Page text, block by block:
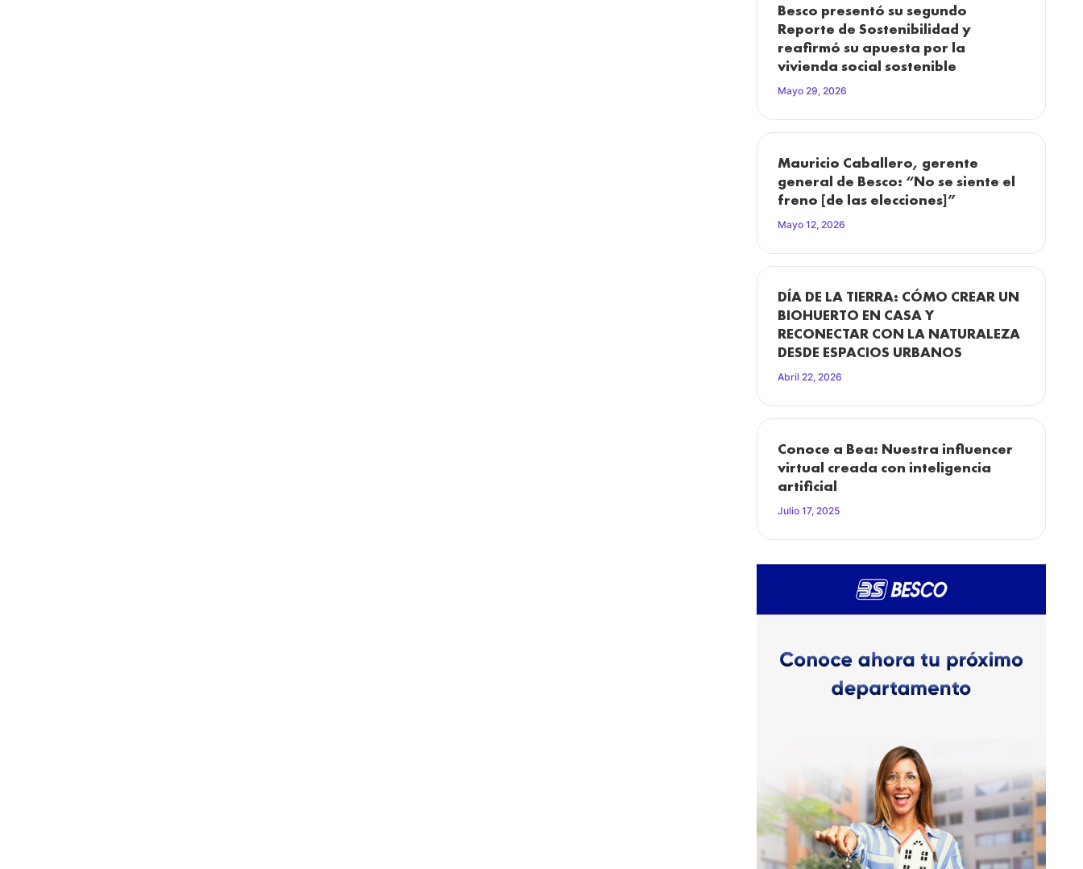
Besco presentó su segundo
Reporte de Sostenibilidad y
reafirmó su apuesta por la
vivienda social sostenible
Mayo 29, 2026
Mauricio Caballero, gerente
general de Besco: “No se siente el
freno [de las elecciones]”
Mayo 12, 2026
DÍA DE LA TIERRA: CÓMO CREAR UN
BIOHUERTO EN CASA Y
RECONECTAR CON LA NATURALEZA
DESDE ESPACIOS URBANOS
Abril 22, 2026
Conoce a Bea: Nuestra influencer
virtual creada con inteligencia
artificial
Julio 17, 2025